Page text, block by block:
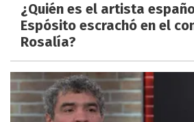
¿Quién es el artista
Espósito escrachó en el
Rosalía?